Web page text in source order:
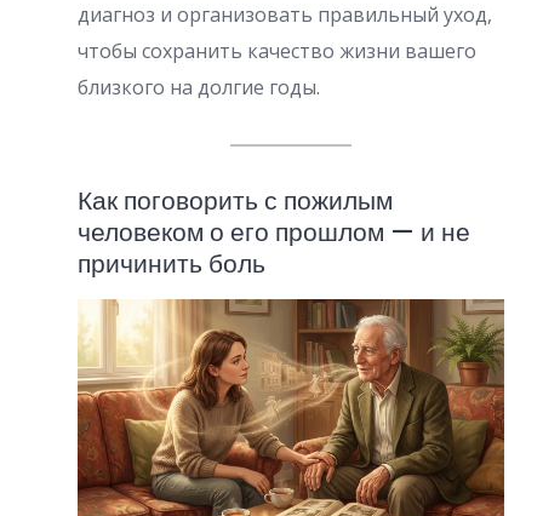
диагноз и организовать правильный уход,
чтобы сохранить качество жизни вашего
близкого на долгие годы.
Как поговорить с пожилым
человеком о его прошлом — и не
причинить боль